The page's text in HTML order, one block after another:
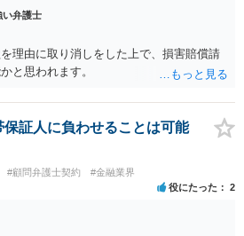
としては、まず会社から何を求められてい
要です。謝罪、調査協力、金銭負担、始
る内容によって対応は異なります。不用
したり、損害負担を約束したりすること
在職中の業務内容、権限分掌、引継ぎ資
取りを保存し、弁護士に相談したうえで
う。
い弁護士
理由に取り消しをした上で、損害賠償請
と思われます。
証人に負わせることは可能
#顧問弁護士契約 #金融業界
役にたった 2